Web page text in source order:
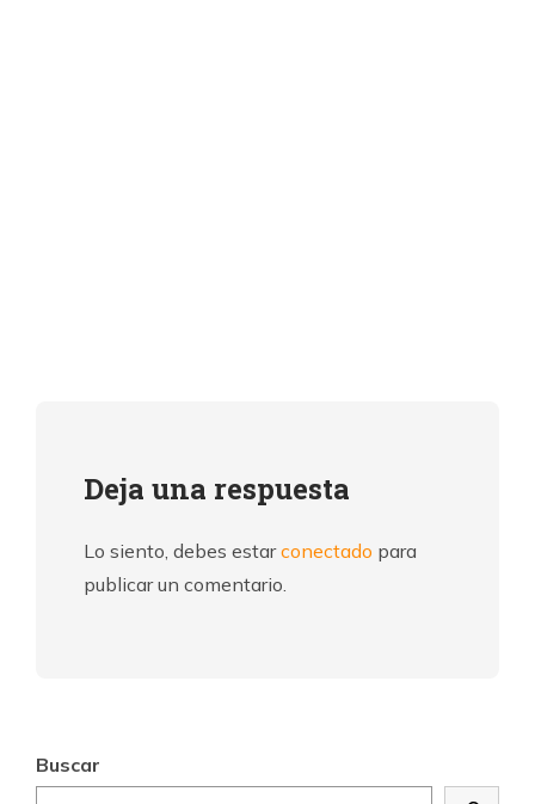
Deja una respuesta
Lo siento, debes estarconectado para
publicar un comentario.
Buscar